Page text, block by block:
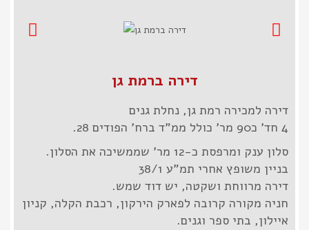
דירה ברמת גן
דירה למכירה רמת גן, נחלת גנים
4 חד' כ90 מר' כולל ממ"ד ברח' הפודים 28.
סלון ענק ומרפסת כ-12 מר' שממשיכה את הסלון.
בניין משופץ אחרי תמ"ע 38/1
דירה מרווחת ושקטה, יש דוד שמש.
חניה מקורה קרובה לפארק הירקון, רכבת הקלה, קניון
איילון, בתי ספר וגנים.